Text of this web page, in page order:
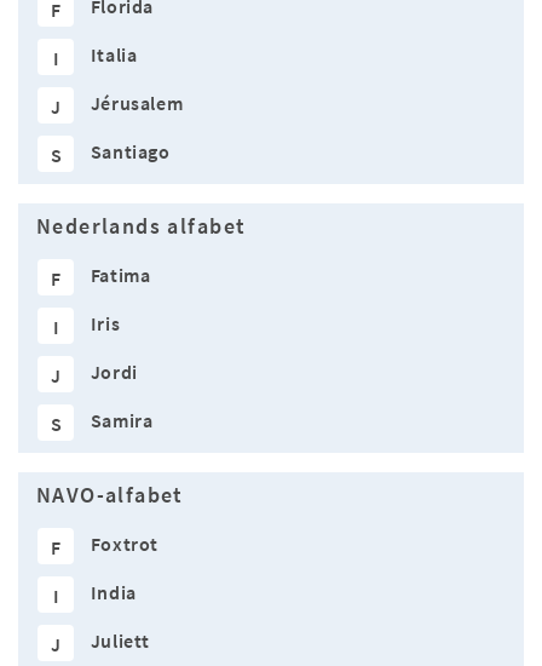
F Florida
I Italia
J Jérusalem
S Santiago
Nederlands alfabet
F Fatima
I Iris
J Jordi
S Samira
NAVO-alfabet
F Foxtrot
I India
J Juliett